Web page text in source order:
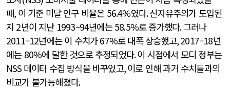
때, 이 기준 미달 인구 비율은 56.4%였다.신자유주의가 도입된
지 2년이 지난 1993–94년에는58.5%로 증가했다.그러나
2011–12년에는 이 수치가67%로 대폭 상승했고, 2017–18년
에는 80%에 달한 것으로 추정되었다.이 시점에서 모디 정부는
NSS 데이터 수집 방식을 바꾸었고,이로 인해 과거 수치들과의
비교가 불가능해졌다.